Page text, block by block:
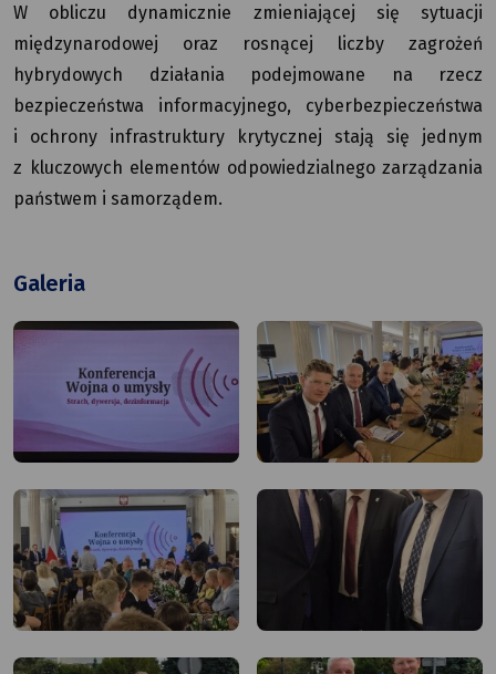
W obliczu dynamicznie zmieniającej się sytuacji
międzynarodowej oraz rosnącej liczby zagrożeń
hybrydowych działania podejmowane na rzecz
bezpieczeństwa informacyjnego, cyberbezpieczeństwa
i ochrony infrastruktury krytycznej stają się jednym
z kluczowych elementów odpowiedzialnego zarządzania
państwem i samorządem.
Galeria